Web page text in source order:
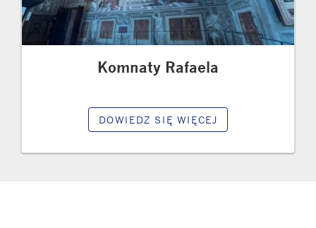
Komnaty Rafaela
DOWIEDZ SIĘ WIĘCEJ